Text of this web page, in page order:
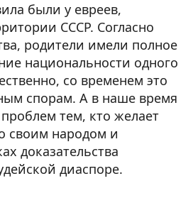
были у евреев,
СССР. Согласно
родители имели полное
национальности одного
со временем это
спорам. А в наше время
тем, кто желает
своим народом и
доказательства
диаспоре.